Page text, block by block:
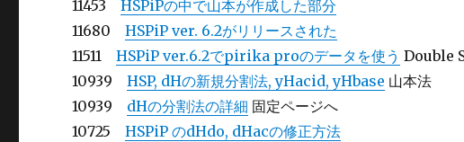
11453HSPiPの中で山本が作成した部分
11680HSPiP ver. 6.2がリリースされた
11511HSPiP ver.6.2でpirika proのデータを使う Double
10939HSP, dHの新規分割法, yHacid, yHbase 山本法
10939 dHの分割法の詳細 固定ページへ
10725HSPiP のdHdo, dHacの修正方法